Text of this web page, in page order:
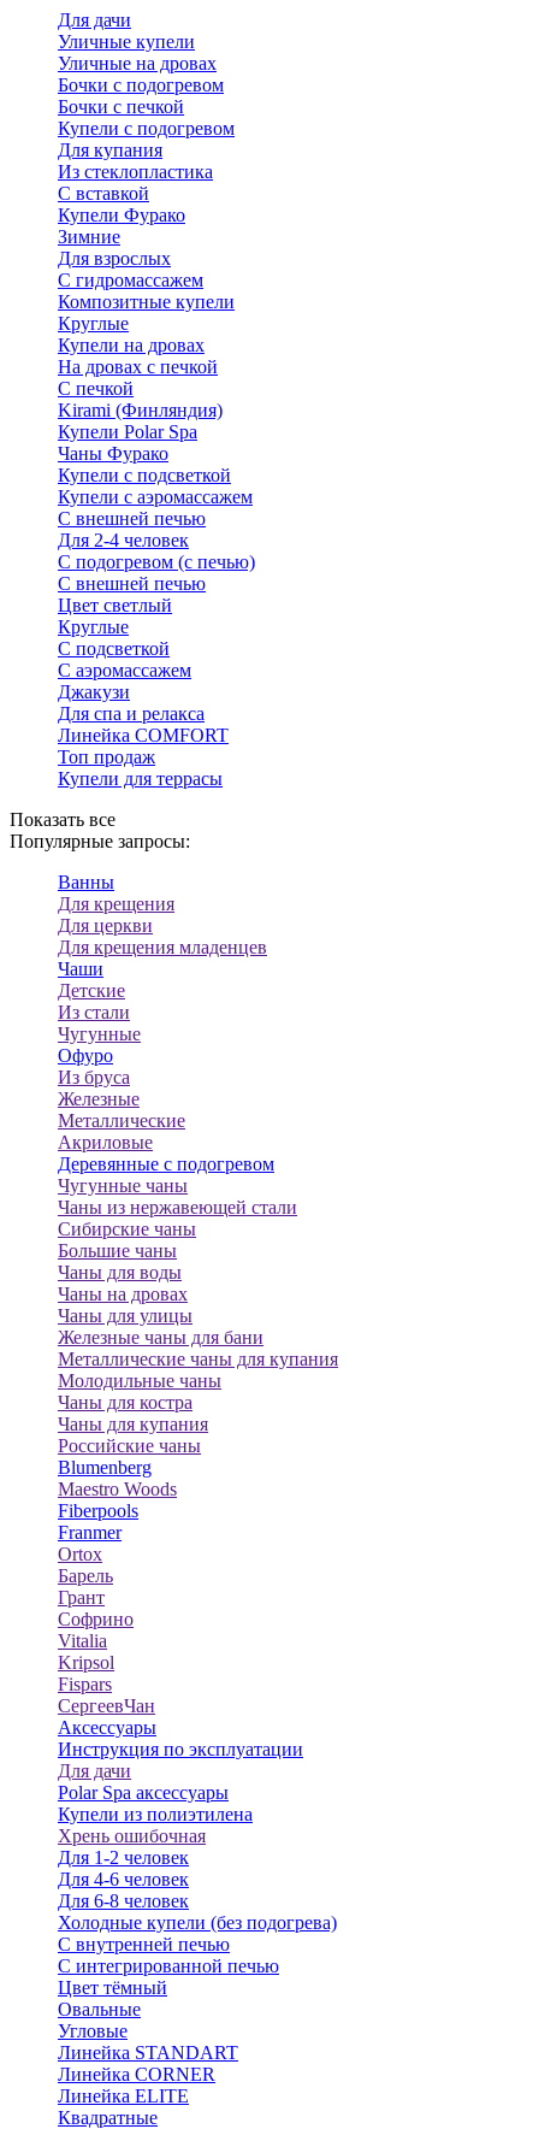
Для дачи
Уличные купели
Уличные на дровах
Бочки с подогревом
Бочки с печкой
Купели с подогревом
Для купания
Из стеклопластика
С вставкой
Купели Фурако
Зимние
Для взрослых
С гидромассажем
Композитные купели
Круглые
Купели на дровах
На дровах с печкой
С печкой
Kirami (Финляндия)
Купели Polar Spa
Чаны Фурако
Купели с подсветкой
Купели с аэромассажем
С внешней печью
Для 2-4 человек
С подогревом (с печью)
С внешней печью
Цвет светлый
Круглые
С подсветкой
С аэромассажем
Джакузи
Для спа и релакса
Линейка COMFORT
Топ продаж
Купели для террасы
Показать все
Популярные запросы:
Ванны
Для крещения
Для церкви
Для крещения младенцев
Чаши
Детские
Из стали
Чугунные
Офуро
Из бруса
Железные
Металлические
Акриловые
Деревянные с подогревом
Чугунные чаны
Чаны из нержавеющей стали
Сибирские чаны
Большие чаны
Чаны для воды
Чаны на дровах
Чаны для улицы
Железные чаны для бани
Металлические чаны для купания
Молодильные чаны
Чаны для костра
Чаны для купания
Российские чаны
Blumenberg
Maestro Woods
Fiberpools
Franmer
Ortox
Барель
Грант
Софрино
Vitalia
Kripsol
Fispars
СергеевЧан
Аксессуары
Инструкция по эксплуатации
Для дачи
Polar Spa аксессуары
Купели из полиэтилена
Хрень ошибочная
Для 1-2 человек
Для 4-6 человек
Для 6-8 человек
Холодные купели (без подогрева)
С внутренней печью
С интегрированной печью
Цвет тёмный
Овальные
Угловые
Линейка STANDART
Линейка CORNER
Линейка ELITE
Квадратные